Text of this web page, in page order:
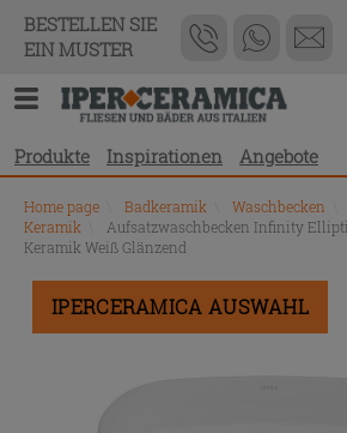
BESTELLEN SIE
EIN MUSTER
Produkte Inspirationen Angebote
Home page Badkeramik Waschbecken
Keramik
Aufsatzwaschbecken Infinity
Keramik Weiß Glänzend
IPERCERAMICA AUSWAHL